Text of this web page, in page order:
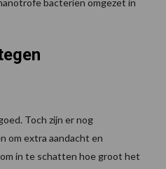
bacteriën omgezet in
Toch zijn er nog
om extra aandacht en
in te schatten hoe groot het